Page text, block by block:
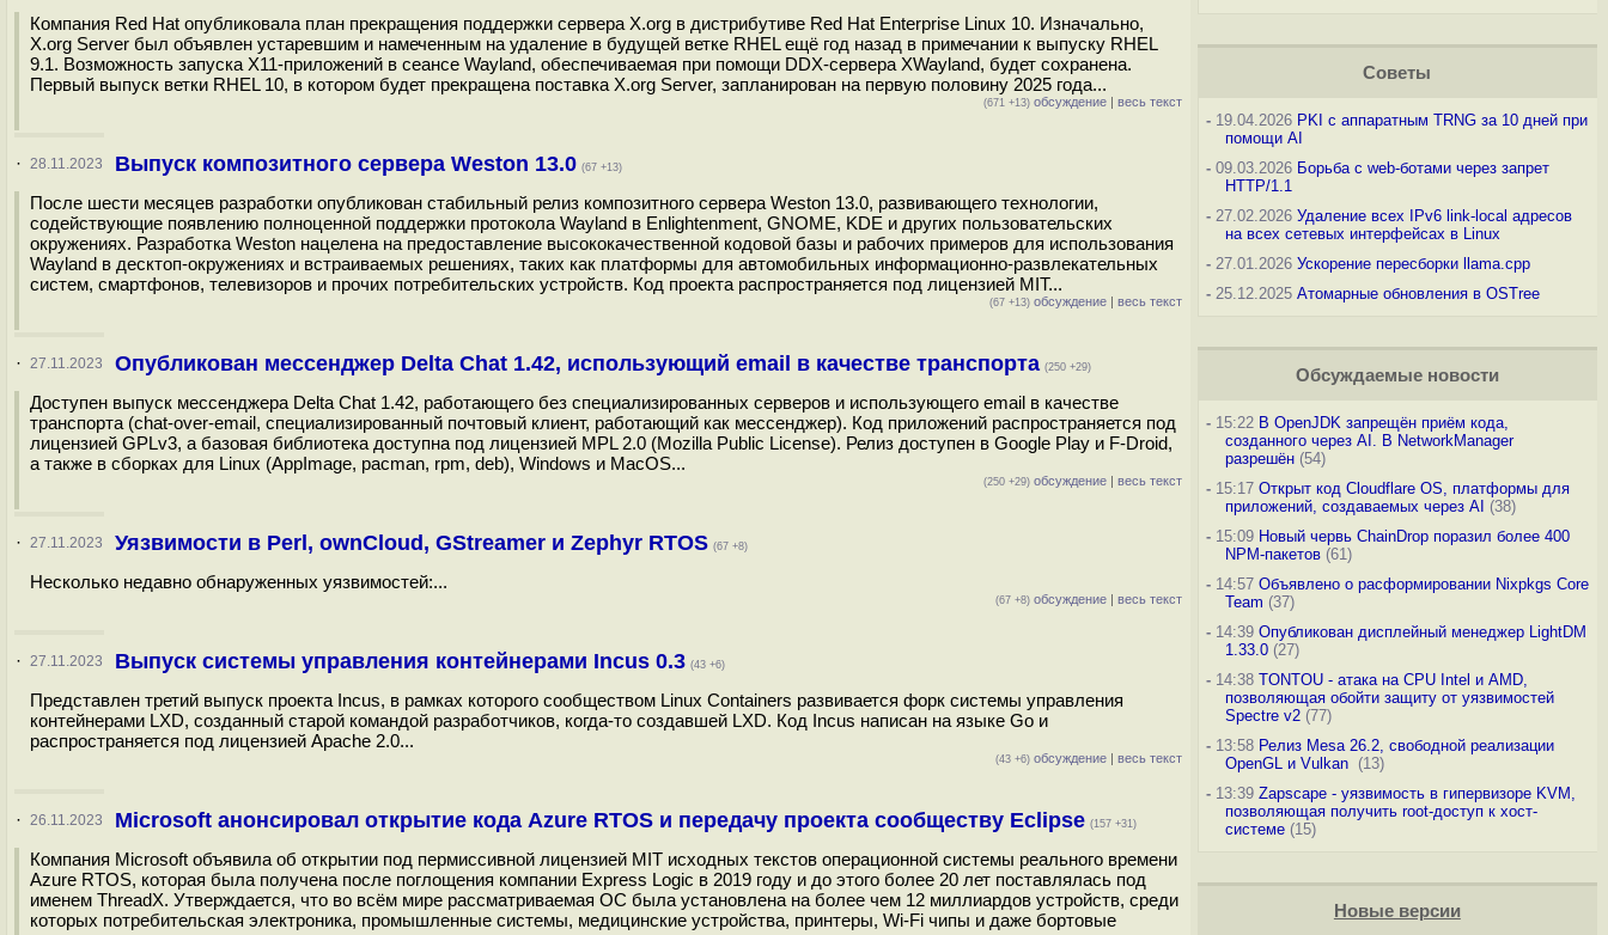
Компания Red Hat опубликовала план прекращения поддержки сервера X.org в дистрибутиве Red Hat Enterprise Linux 10. Изначально,
X.org Server был объявлен устаревшим и намеченным на удаление в будущей ветке RHEL ещё год назад в примечании к выпуску RHEL
9.1. Возможность запуска X11-приложений в сеансе Wayland, обеспечиваемая при помощи DDX-сервера XWayland, будет сохранена.
Первый выпуск ветки RHEL 10, в котором будет прекращена поставка X.org Server, запланирован на первую половину 2025 года...
(671 +13) обсуждение | весь текст
· 28.11.2023 Выпуск композитного сервера Weston 13.0 (67 +13)
После шести месяцев разработки опубликован стабильный релиз композитного сервера Weston 13.0, развивающего технологии,
содействующие появлению полноценной поддержки протокола Wayland в Enlightenment, GNOME, KDE и других пользовательских
окружениях. Разработка Weston нацелена на предоставление высококачественной кодовой базы и рабочих примеров для использования
Wayland в десктоп-окружениях и встраиваемых решениях, таких как платформы для автомобильных информационно-развлекательных
систем, смартфонов, телевизоров и прочих потребительских устройств. Код проекта распространяется под лицензией MIT...
(67 +13) обсуждение | весь текст
· 27.11.2023 Опубликован мессенджер Delta Chat 1.42, использующий email в качестве транспорта (250 +29)
Доступен выпуск мессенджера Delta Chat 1.42, работающего без специализированных серверов и использующего email в качестве
транспорта (chat-over-email, специализированный почтовый клиент, работающий как мессенджер). Код приложений распространяется под
лицензией GPLv3, а базовая библиотека доступна под лицензией MPL 2.0 (Mozilla Public License). Релиз доступен в Google Play и F-Droid,
а также в сборках для Linux (AppImage, pacman, rpm, deb), Windows и MacOS...
(250 +29) обсуждение | весь текст
· 27.11.2023 Уязвимости в Perl, ownCloud, GStreamer и Zephyr RTOS (67 +8)
Несколько недавно обнаруженных уязвимостей:...
(67 +8) обсуждение | весь текст
· 27.11.2023 Выпуск системы управления контейнерами Incus 0.3 (43 +6)
Представлен третий выпуск проекта Incus, в рамках которого сообществом Linux Containers развивается форк системы управления
контейнерами LXD, созданный старой командой разработчиков, когда-то создавшей LXD. Код Incus написан на языке Go и
распространяется под лицензией Apache 2.0...
(43 +6) обсуждение | весь текст
· 26.11.2023 Microsoft анонсировал открытие кода Azure RTOS и передачу проекта сообществу Eclipse (157 +31)
Компания Microsoft объявила об открытии под пермиссивной лицензией MIT исходных текстов операционной системы реального времени
Azure RTOS, которая была получена после поглощения компании Express Logic в 2019 году и до этого более 20 лет поставлялась под
именем ThreadX. Утверждается, что во всём мире рассматриваемая ОС была установлена на более чем 12 миллиардов устройств, среди
которых потребительская электроника, промышленные системы, медицинские устройства, принтеры, Wi-Fi чипы и даже бортовые
Советы
-19.04.2026 PKI с аппаратным TRNG за 10 дней при
помощи AI
-09.03.2026 Борьба с web-ботами через запрет
HTTP/1.1
-27.02.2026 Удаление всех IPv6 link-local адресов
на всех сетевых интерфейсах в Linux
-27.01.2026 Ускорение пересборки llama.cpp
-25.12.2025 Атомарные обновления в OSTree
Обсуждаемые новости
-15:22 В OpenJDK запрещён приём кода,
созданного через AI. В NetworkManager
разрешён(54)
-15:17 Открыт код Cloudflare OS, платформы для
приложений, создаваемых через AI (38)
-15:09 Новый червь ChainDrop поразил более 400
NPM-пакетов(61)
-14:57 Объявлено о расформировании Nixpkgs Core
Team (37)
-14:39 Опубликован дисплейный менеджер LightDM
1.33.0(27)
-14:38 TONTOU - атака на CPU Intel и AMD,
позволяющая обойти защиту от уязвимостей
Spectre v2(77)
-13:58 Релиз Mesa 26.2, свободной реализации
OpenGL и Vulkan (13)
-13:39 Zapscape - уязвимость в гипервизоре KVM,
позволяющая получить root-доступ к хост-
системе(15)
Новые версии